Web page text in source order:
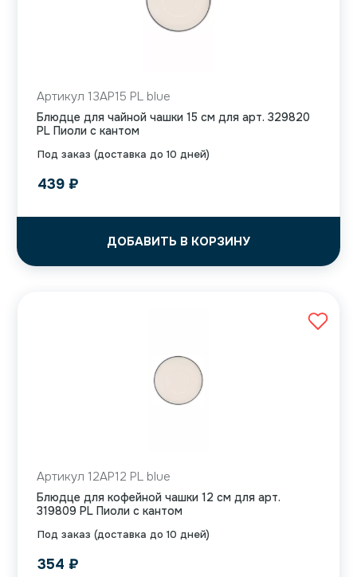
Под заказ (доставка до 10 дней)
Артикул 13AP15 PL blue
Блюдце для чайной чашки 15 см для арт. 329820
PL Пиоли с кантом
439 ₽
ДОБАВИТЬ В КОРЗИНУ
Под заказ (доставка до 10 дней)
Артикул 12AP12 PL blue
Блюдце для кофейной чашки 12 см для арт.
319809 PL Пиоли с кантом
354 ₽